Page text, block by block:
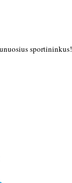
sportininkus!